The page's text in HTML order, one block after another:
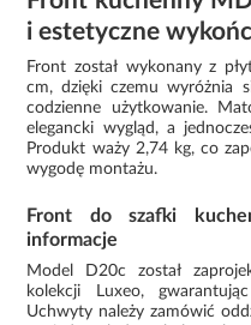
i estetyczne
Front został wykonany z
cm, dzięki czemu wyróżnia
codzienne użytkowanie.
elegancki wygląd, a
Produkt waży 2,74 kg, co
wygodę montażu.
Front do szafki
informacje
Model D20c został
kolekcji Luxeo,
Uchwyty należy zamówić